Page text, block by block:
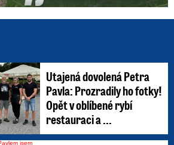
Utajená dovolená Petra
Pavla: Prozradily ho fotky!
Opět v oblíbené rybí
restauraci a ...